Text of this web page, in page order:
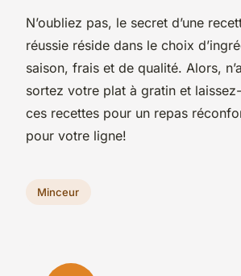
N’oubliez pas, le secret d’une
réussie réside dans le choix
saison, frais et de qualité. Alors,
sortez votre plat à gratin et
ces recettes pour un repas
pour votre ligne!
Minceur